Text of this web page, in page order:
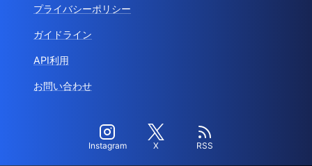
プライバシーポリシー
ガイドライン
API利用
お問い合わせ
Instagram X RSS